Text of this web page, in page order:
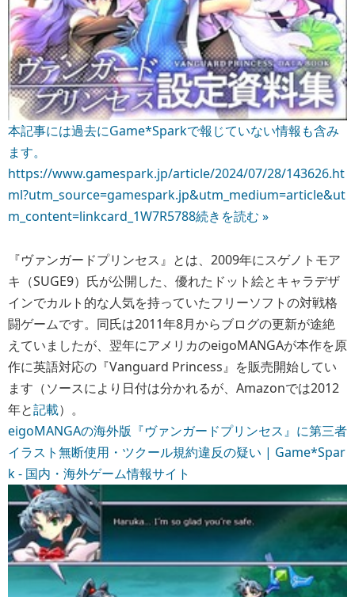
本記事には過去にGame*Sparkで報じていない情報も含み
ます。
https://www.gamespark.jp/article/2024/07/28/143626.ht
ml?utm_source=gamespark.jp&utm_medium=article&ut
m_content=linkcard_1W7R5788続きを読む »
『ヴァンガードプリンセス』とは、2009年にスゲノトモア
キ（SUGE9）氏が公開した、優れたドット絵とキャラデザ
インでカルト的な人気を持っていたフリーソフトの対戦格
闘ゲームです。同氏は2011年8月からブログの更新が途絶
えていましたが、翌年にアメリカのeigoMANGAが本作を原
作に英語対応の『Vanguard Princess』を販売開始してい
ます（ソースにより日付は分かれるが、Amazonでは2012
年と記載）。
eigoMANGAの海外版『ヴァンガードプリンセス』に第三者
イラスト無断使用・ツクール規約違反の疑い | Game*Spar
k - 国内・海外ゲーム情報サイト